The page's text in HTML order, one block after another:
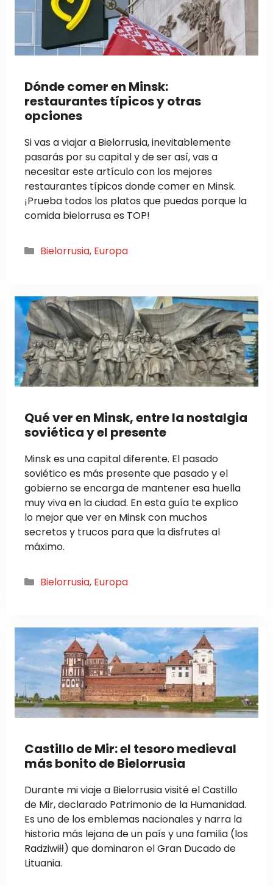
Dónde comer en Minsk:
restaurantes típicos y otras
opciones
Si vas a viajar a Bielorrusia, inevitablemente
pasarás por su capital y de ser así, vas a
necesitar este artículo con los mejores
restaurantes típicos donde comer en Minsk.
¡Prueba todos los platos que puedas porque la
comida bielorrusa es TOP!
Categorías
Bielorrusia, Europa
Qué ver en Minsk, entre la nostalgia
soviética y el presente
Minsk es una capital diferente. El pasado
soviético es más presente que pasado y el
gobierno se encarga de mantener esa huella
muy viva en la ciudad. En esta guía te explico
lo mejor que ver en Minsk con muchos
secretos y trucos para que la disfrutes al
máximo.
Categorías
Bielorrusia, Europa
Castillo de Mir: el tesoro medieval
más bonito de Bielorrusia
Durante mi viaje a Bielorrusia visité el Castillo
de Mir, declarado Patrimonio de la Humanidad.
Es uno de los emblemas nacionales y narra la
historia más lejana de un país y una familia (los
Radziwiłł) que dominaron el Gran Ducado de
Lituania.